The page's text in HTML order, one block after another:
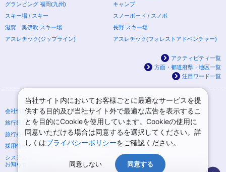
グランピング 福岡(九州)
キャンプ
スキー場 / スキー
スノーボード / スノボ
滋賀 奥伊吹 スキー場
長野 スキー場
アスレチック(ジップライン)
アスレチック(フォレストアドベンチャー)
アクティビティ一覧
方面・都道府県・地区一覧
注目ワード一覧
会社情報
プライバシーポリシー
旅行業登録票・約款
規約集
旅行条件書
ニュースリリース
採用情報
サイトマップ
システムメンテナンスの
お知らせ
当社サイト内においてお客様ごとに最適なサービスを提
供する目的及び当社サイト外で最適な広告を表示するこ
とを目的にCookieを使用しています。Cookieの使用に
同意いただける場合は同意するを選択してください。詳
しくはプライバシーポリシーをご確認ください。
同意しない 同意する